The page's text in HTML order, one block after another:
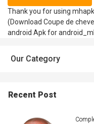
Thank you for using
(Download Coupe de
android Apk for
Our Category
Recent Post